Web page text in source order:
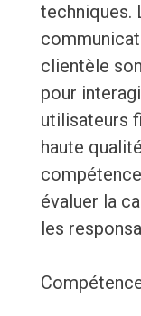
techniques.
clientèle
pour
utilisateurs
haute
évaluer la
les